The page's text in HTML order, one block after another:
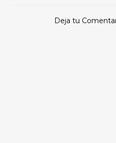
Deja tu